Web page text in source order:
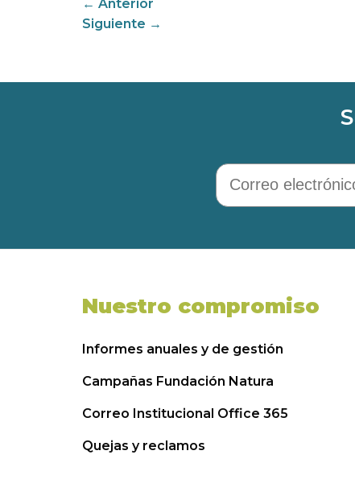
← Anterior
Siguiente →
Correo electrónico
Nuestro compromiso
Informes anuales y de gestión
Campañas Fundación Natura
Correo Institucional Office 365
Quejas y reclamos